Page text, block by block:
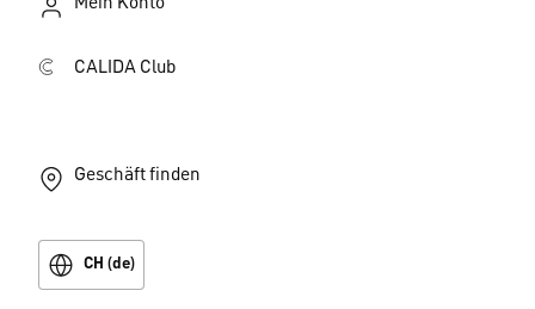
CALIDA Club
Geschäft finden
CH (de)